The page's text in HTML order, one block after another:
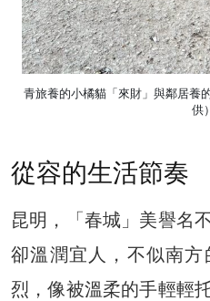
青旅養的小橘貓「來財」與鄰居養
供）
從容的生活節奏
昆明，「春城」美譽名
卻溫潤宜人，不似南
烈，像被溫柔的手輕輕